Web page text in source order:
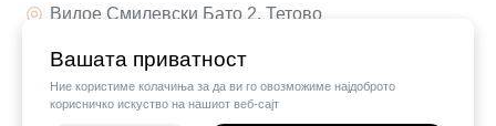
Вашата приватност
Ние користиме колачиња за да ви го овозможиме најдоброто
корисничко искуство на нашиот веб-сајт
Видое Смилевски Бато 2, Тетово